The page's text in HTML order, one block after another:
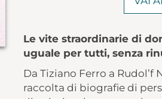
Le vite straordinarie di
uguale per tutti, senza
Da Tiziano Ferro a Rudol’f
raccolta di biografie di